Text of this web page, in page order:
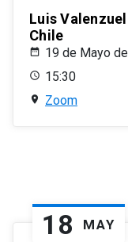
Luis
Chile
19 de Mayo
15:30
Zoom
18 MAY